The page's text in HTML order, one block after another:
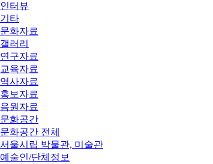
인터뷰
기타
문화자료
갤러리
연구자료
교육자료
역사자료
홍보자료
음원자료
문화공간
문화공간 전체
서울시립 박물관, 미술관
예술인/단체정보